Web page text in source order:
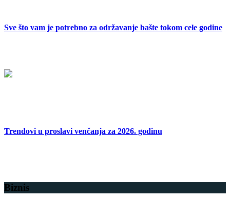
Sve što vam je potrebno za održavanje bašte tokom cele godine
Trendovi u proslavi venčanja za 2026. godinu
Biznis